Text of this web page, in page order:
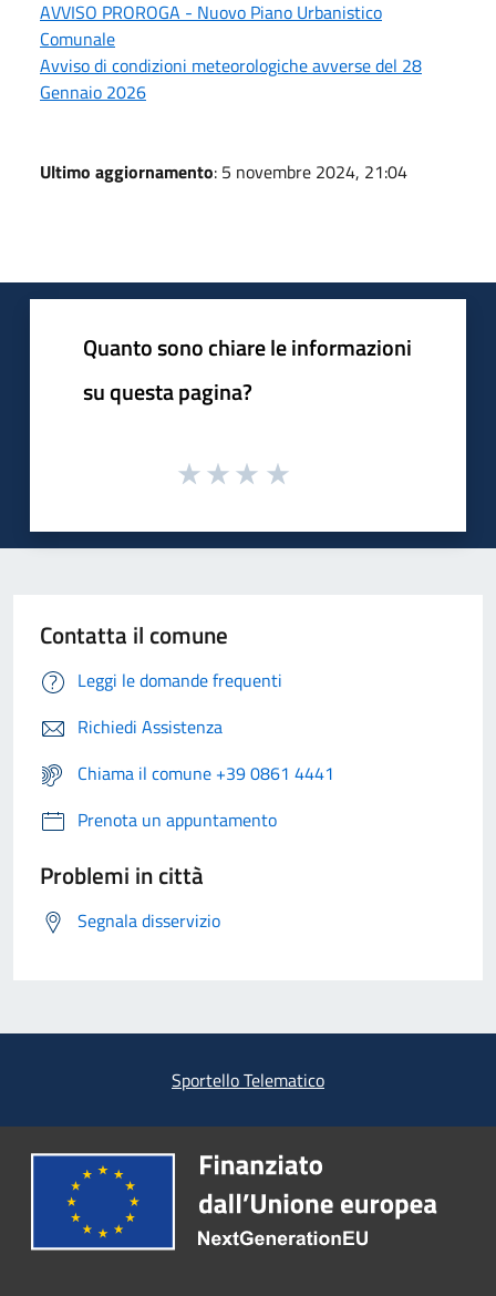
AVVISO PROROGA - Nuovo Piano Urbanistico
Comunale
Avviso di condizioni meteorologiche avverse del 28
Gennaio 2026
Ultimo aggiornamento: 5 novembre 2024, 21:04
Quanto sono chiare le informazioni
su questa pagina?
Contatta il comune
Leggi le domande frequenti
Richiedi Assistenza
Chiama il comune +39 0861 4441
Prenota un appuntamento
Problemi in città
Segnala disservizio
Sportello Telematico